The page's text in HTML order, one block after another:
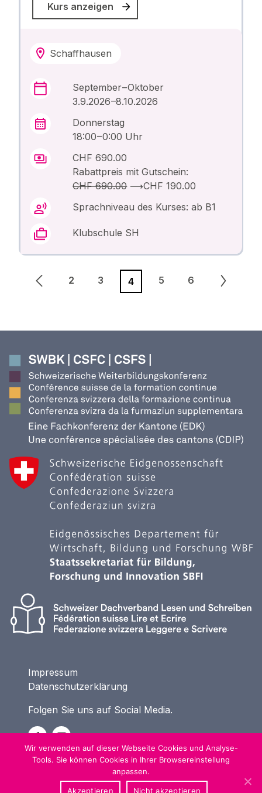
Kurs anzeigen
Schaffhausen
September – Oktober
3.9.2026 –8.10.2026
Donnerstag
18:00 – 0:00 Uhr
CHF 690.00
Rabattpreis mit Gutschein:
CHF 690.00⟶CHF 190.00
Sprachniveau des Kurses: ab B1
Klubschule SH
2 3 4 5 6
Impressum
Datenschutzerklärung
Folgen Sie uns auf Social Media.
Wir verwenden auf dieser Webseite Cookies und Analyse-
Tools. Sie können Cookies in Ihrer Browsereinstellung
anpassen.
Akzeptieren Nicht akzeptieren